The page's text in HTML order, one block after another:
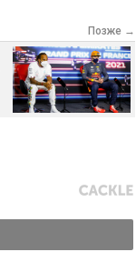
Позже →